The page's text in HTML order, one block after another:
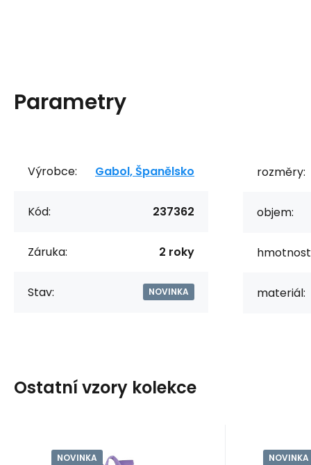
Parametry
Výrobce: Gabol, Španělsko
Kód: 237362
Záruka: 2 roky
Stav: NOVINKA
rozměry:
objem:
materiál:
Ostatní vzory kolekce
NOVINKAKód:237365
skladem NOVINKA